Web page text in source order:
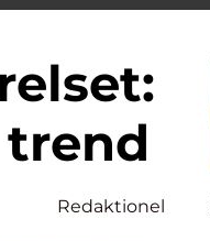
Redaktionel